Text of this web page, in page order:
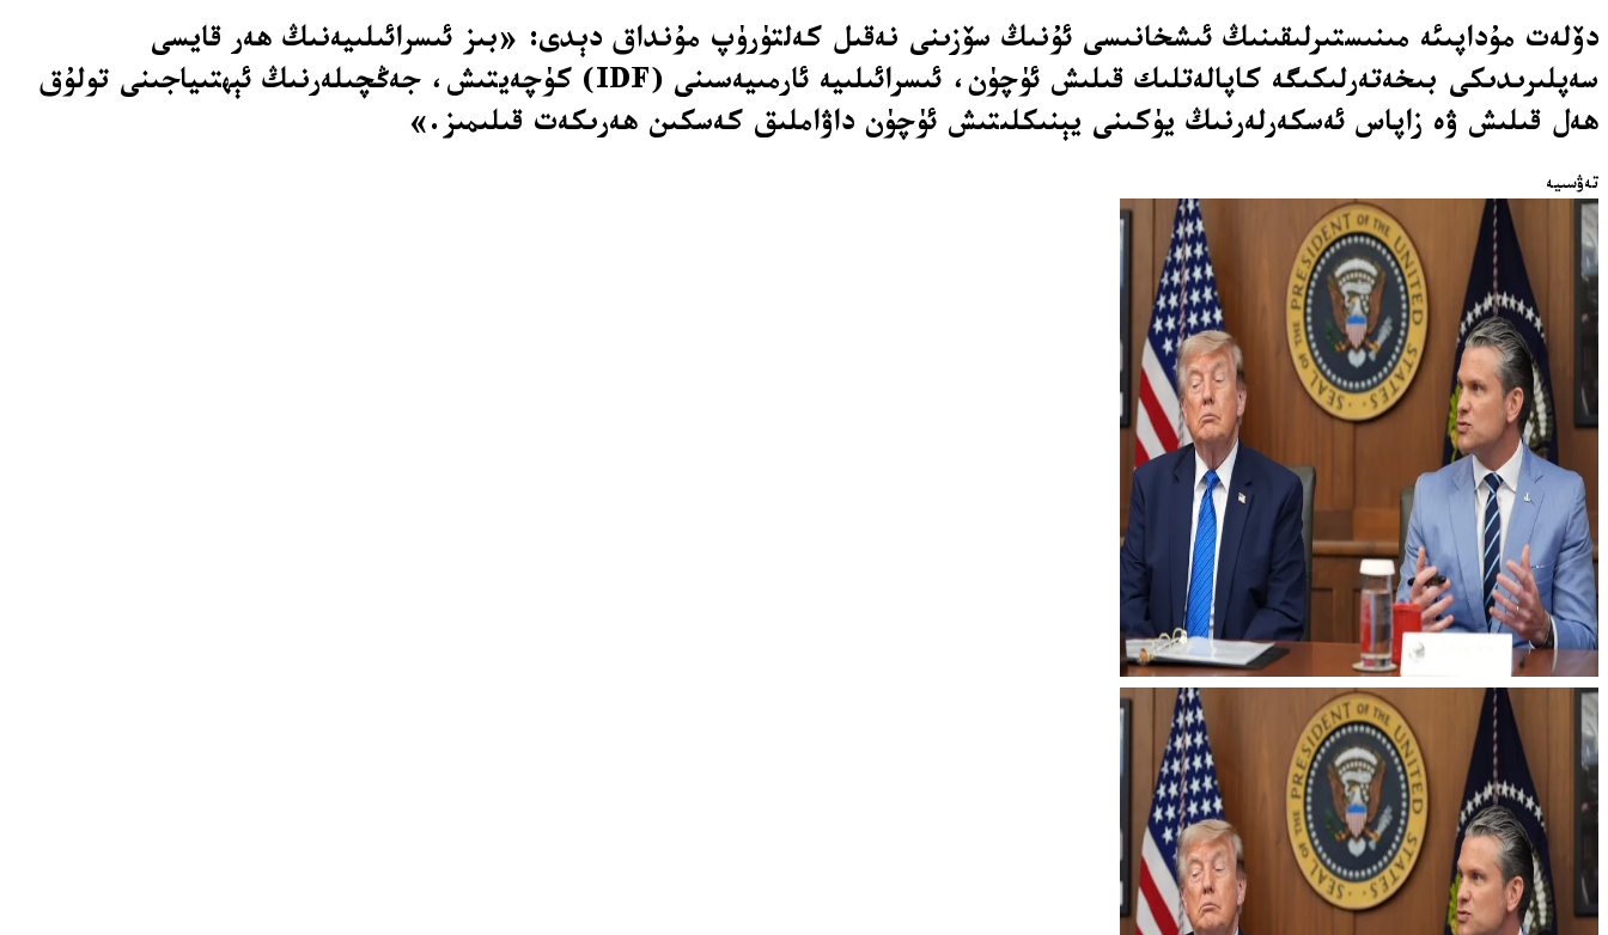
دۆلەت مۇداپىئە مىنىستىرلىقىنىڭ ئىشخانىسى ئۇنىڭ سۆزىنى نەقىل كەلتۈرۈپ مۇنداق دېدى: «بىز ئىسرائىلىيەنىڭ ھەر قايسى
سەپلىرىدىكى بىخەتەرلىكىگە كاپالەتلىك قىلىش ئۈچۈن، ئىسرائىلىيە ئارمىيەسىنى (IDF) كۈچەيتىش، جەڭچىلەرنىڭ ئېھتىياجىنى تولۇق
ھەل قىلىش ۋە زاپاس ئەسكەرلەرنىڭ يۈكىنى يېنىكلىتىش ئۈچۈن داۋاملىق كەسكىن ھەرىكەت قىلىمىز.»
تەۋسىيە